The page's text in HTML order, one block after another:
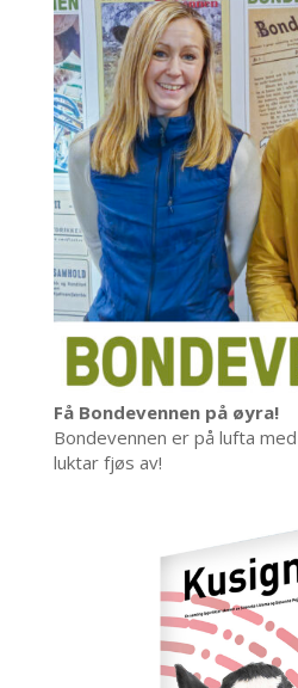
Få Bondevennen på øyra!
Bondevennen er på lufta
luktar fjøs av!